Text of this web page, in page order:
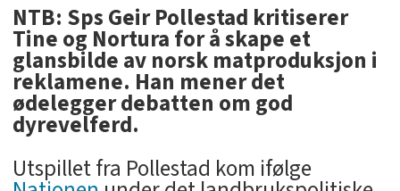
NTB: Sps Geir Pollestad kritiserer
Tine og Nortura for å skape et
glansbilde av norsk matproduksjon i
reklamene. Han mener det
ødelegger debatten om god
dyrevelferd.
Utspillet fra Pollestad kom ifølge